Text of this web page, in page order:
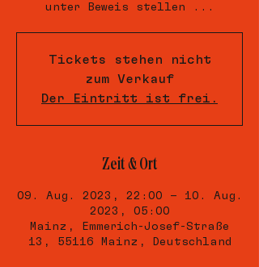
unter Beweis stellen ...
Tickets stehen nicht
zum Verkauf
Der Eintritt ist frei.
Zeit & Ort
09. Aug. 2023, 22:00 – 10. Aug.
2023, 05:00
Mainz, Emmerich-Josef-Straße
13, 55116 Mainz, Deutschland